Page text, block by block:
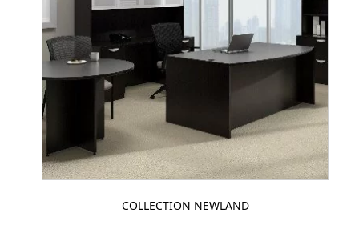
COLLECTION NEWLAND